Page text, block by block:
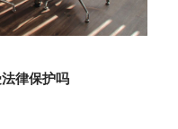
律保护吗